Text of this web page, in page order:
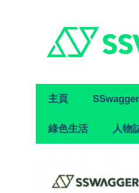
Primary
Navigation
主頁
綠色生活 人物